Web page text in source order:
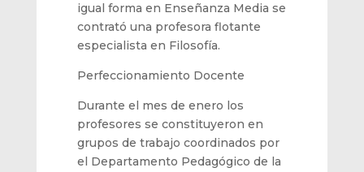
igual forma en Enseñanza Media se
contrató una profesora flotante
especialista en Filosofía.
Perfeccionamiento Docente
Durante el mes de enero los
profesores se constituyeron en
grupos de trabajo coordinados por
el Departamento Pedagógico de la